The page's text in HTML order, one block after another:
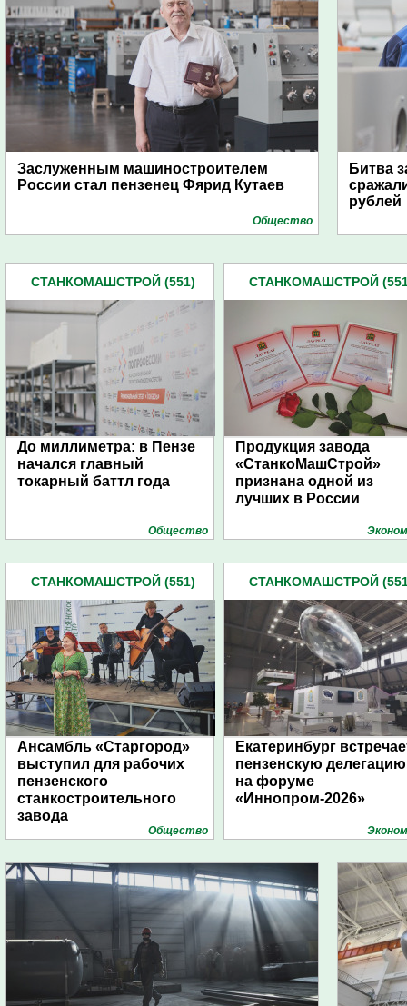
Заслуженным машиностроителем
России стал пензенец Фярид Кутаев
Общество
Битва
рублей
СТАНКОМАШСТРОЙ (551)
До миллиметра: в Пензе
начался главный
токарный баттл года
Общество
СТАНКОМАШСТРОЙ
Продукция завода
«СтанкоМашСтрой»
признана одной из
лучших в России
СТАНКОМАШСТРОЙ (551)
Ансамбль «Старгород»
выступил для рабочих
пензенского
станкостроительного
завода
Общество
СТАНКОМАШСТРОЙ
Екатеринбург
пензенскую делегацию
на форуме
«Иннопром-2026»